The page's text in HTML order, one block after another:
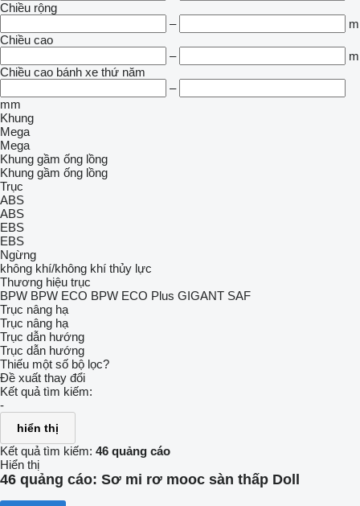
Chiều rộng
–
m
Chiều cao
–
m
Chiều cao bánh xe thứ năm
–
mm
Khung
Mega
Mega
Khung gầm ống lồng
Khung gầm ống lồng
Trục
ABS
ABS
EBS
EBS
Ngừng
không khí/không khí thủy lực
Thương hiệu trục
BPW BPW ECO BPW ECO Plus GIGANT SAF
Trục nâng hạ
Trục nâng hạ
Trục dẫn hướng
Trục dẫn hướng
Thiếu một số bộ lọc?
Đề xuất thay đổi
Kết quả tìm kiếm:
-
hiển thị
Kết quả tìm kiếm: 46 quảng cáo
Hiển thị
46 quảng cáo: Sơ mi rơ mooc sàn thấp Doll